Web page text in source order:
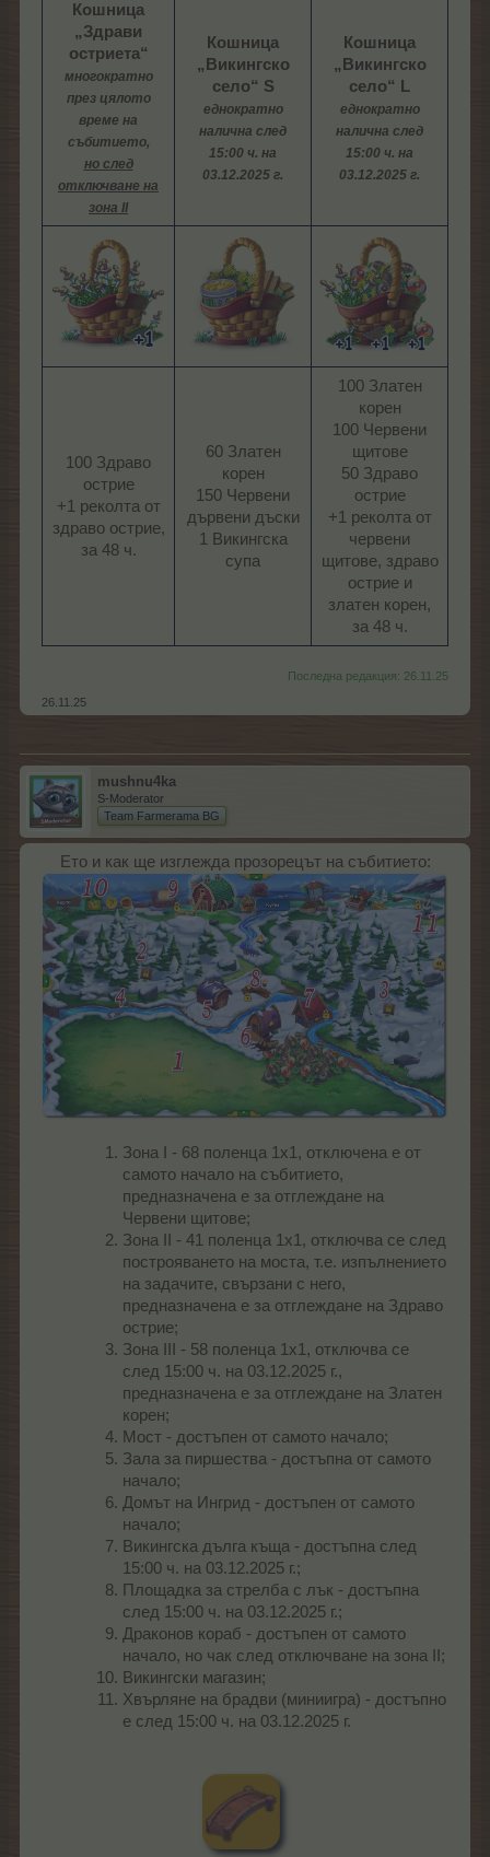
Кошница
„Здрави
остриета“
многократно
през цялото
време на
събитието,
но след
отключване на
зона II
Кошница
„Викингско
село“ S
еднократно
налична след
15:00 ч. на
03.12.2025 г.
Кошница
„Викингско
село“ L
еднократно
налична след
15:00 ч. на
03.12.2025 г.
100 Здраво
острие
+1 реколта от
здраво острие,
за 48 ч.​
60 Златен
корен
150 Червени
дървени дъски
1 Викингска
супа​
100 Златен
корен
100 Червени
щитове
50 Здраво
острие
+1 реколта от
червени
щитове, здраво
острие и
златен корен,
за 48 ч.​
Последна редакция: 26.11.25
26.11.25
mushnu4ka
S-Moderator
Team Farmerama BG
Ето и как ще изглежда прозорецът на събитието:
Зона I - 68 поленца 1х1, отключена е от
самото начало на събитието,
предназначена е за отглеждане на
Червени щитове;
Зона II - 41 поленца 1х1, отключва се след
построяването на моста, т.е. изпълнението
на задачите, свързани с него,
предназначена е за отглеждане на Здраво
острие;
Зона III - 58 поленца 1х1, отключва се
след 15:00 ч. на 03.12.2025 г.,
предназначена е за отглеждане на Златен
корен;
Мост - достъпен от самото начало;
Зала за пиршества - достъпна от самото
начало;
Домът на Ингрид - достъпен от самото
начало;
Викингска дълга къща - достъпна след
15:00 ч. на 03.12.2025 г.;
Площадка за стрелба с лък - достъпна
след 15:00 ч. на 03.12.2025 г.;
Драконов кораб - достъпен от самото
начало, но чак след отключване на зона II;
Викингски магазин;
Хвърляне на брадви (миниигра) - достъпно
е след 15:00 ч. на 03.12.2025 г.